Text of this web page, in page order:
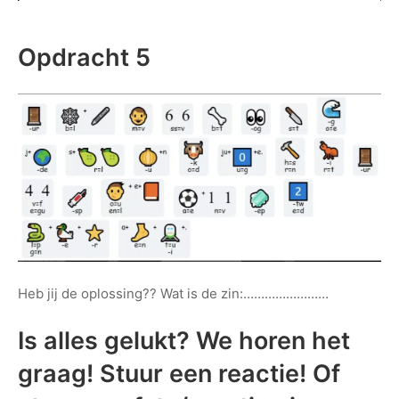
Opdracht 5
Heb jij de oplossing?? Wat is de zin:……………………
Is alles gelukt? We horen het
graag! Stuur een reactie! Of